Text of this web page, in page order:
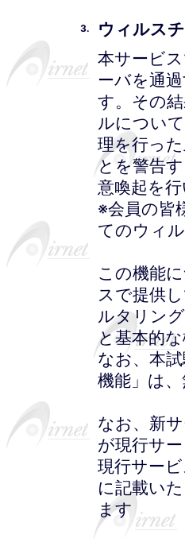
3.
ウィルス
本サービ
ーバを通
す。その
ルについ
理を行っ
とを警告
意喚起を行
※会員の皆
てのウィ
この機能
スで提供
ルタリン
と基本的
なお、本
機能」は
なお、新
が現行サ
現行サー
に記載い
ます